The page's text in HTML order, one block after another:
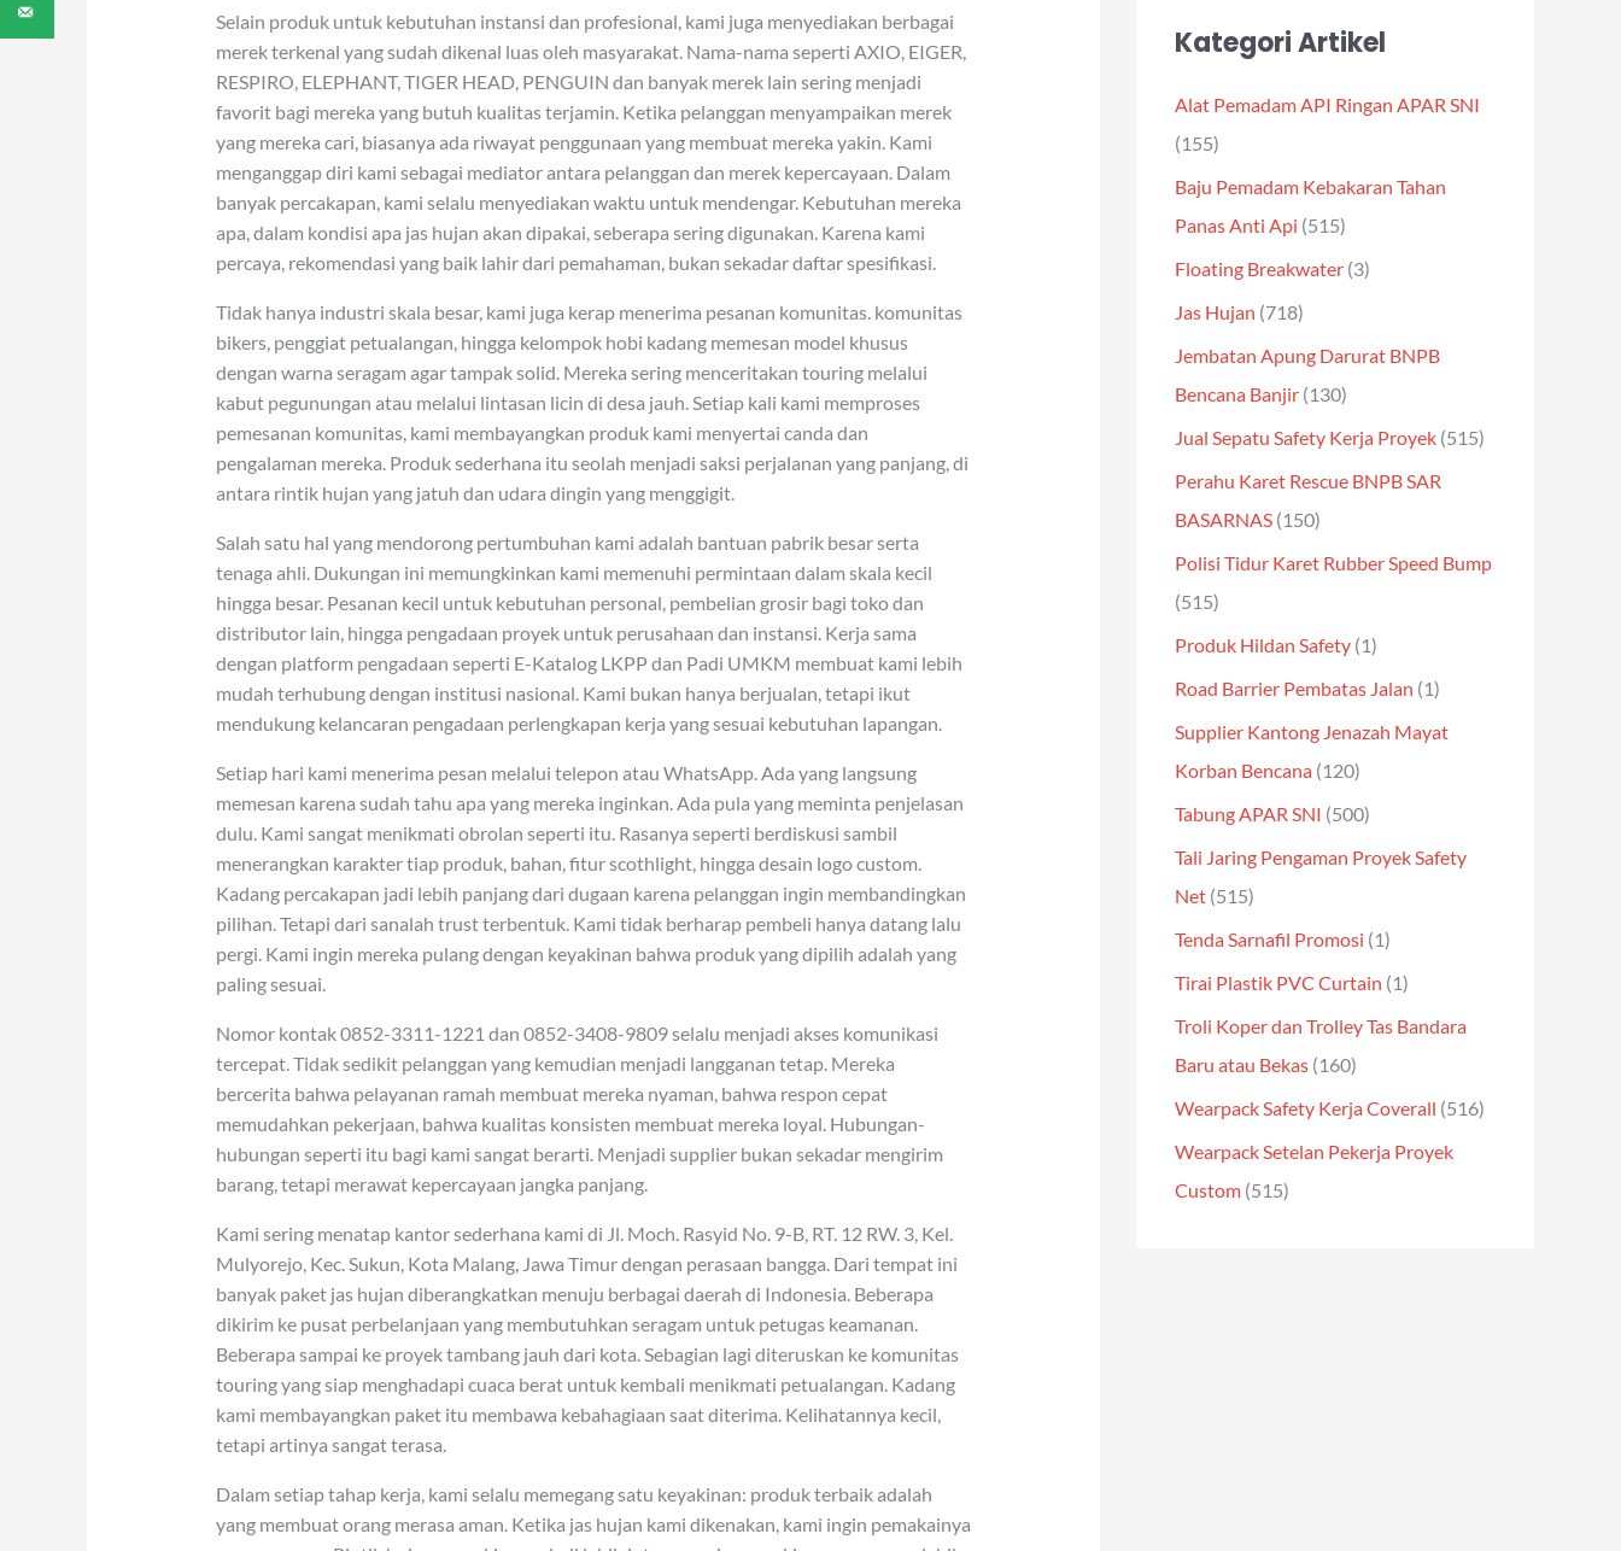
Selain produk untuk kebutuhan instansi dan profesional, kami juga menyediakan berbagai
merek terkenal yang sudah dikenal luas oleh masyarakat. Nama-nama seperti AXIO, EIGER,
RESPIRO, ELEPHANT, TIGER HEAD, PENGUIN dan banyak merek lain sering menjadi
favorit bagi mereka yang butuh kualitas terjamin. Ketika pelanggan menyampaikan merek
yang mereka cari, biasanya ada riwayat penggunaan yang membuat mereka yakin. Kami
menganggap diri kami sebagai mediator antara pelanggan dan merek kepercayaan. Dalam
banyak percakapan, kami selalu menyediakan waktu untuk mendengar. Kebutuhan mereka
apa, dalam kondisi apa jas hujan akan dipakai, seberapa sering digunakan. Karena kami
percaya, rekomendasi yang baik lahir dari pemahaman, bukan sekadar daftar spesifikasi.
Tidak hanya industri skala besar, kami juga kerap menerima pesanan komunitas. komunitas
bikers, penggiat petualangan, hingga kelompok hobi kadang memesan model khusus
dengan warna seragam agar tampak solid. Mereka sering menceritakan touring melalui
kabut pegunungan atau melalui lintasan licin di desa jauh. Setiap kali kami memproses
pemesanan komunitas, kami membayangkan produk kami menyertai canda dan
pengalaman mereka. Produk sederhana itu seolah menjadi saksi perjalanan yang panjang, di
antara rintik hujan yang jatuh dan udara dingin yang menggigit.
Salah satu hal yang mendorong pertumbuhan kami adalah bantuan pabrik besar serta
tenaga ahli. Dukungan ini memungkinkan kami memenuhi permintaan dalam skala kecil
hingga besar. Pesanan kecil untuk kebutuhan personal, pembelian grosir bagi toko dan
distributor lain, hingga pengadaan proyek untuk perusahaan dan instansi. Kerja sama
dengan platform pengadaan seperti E-Katalog LKPP dan Padi UMKM membuat kami lebih
mudah terhubung dengan institusi nasional. Kami bukan hanya berjualan, tetapi ikut
mendukung kelancaran pengadaan perlengkapan kerja yang sesuai kebutuhan lapangan.
Setiap hari kami menerima pesan melalui telepon atau WhatsApp. Ada yang langsung
memesan karena sudah tahu apa yang mereka inginkan. Ada pula yang meminta penjelasan
dulu. Kami sangat menikmati obrolan seperti itu. Rasanya seperti berdiskusi sambil
menerangkan karakter tiap produk, bahan, fitur scothlight, hingga desain logo custom.
Kadang percakapan jadi lebih panjang dari dugaan karena pelanggan ingin membandingkan
pilihan. Tetapi dari sanalah trust terbentuk. Kami tidak berharap pembeli hanya datang lalu
pergi. Kami ingin mereka pulang dengan keyakinan bahwa produk yang dipilih adalah yang
paling sesuai.
Nomor kontak 0852-3311-1221 dan 0852-3408-9809 selalu menjadi akses komunikasi
tercepat. Tidak sedikit pelanggan yang kemudian menjadi langganan tetap. Mereka
bercerita bahwa pelayanan ramah membuat mereka nyaman, bahwa respon cepat
memudahkan pekerjaan, bahwa kualitas konsisten membuat mereka loyal. Hubungan-
hubungan seperti itu bagi kami sangat berarti. Menjadi supplier bukan sekadar mengirim
barang, tetapi merawat kepercayaan jangka panjang.
Kami sering menatap kantor sederhana kami di Jl. Moch. Rasyid No. 9-B, RT. 12 RW. 3, Kel.
Mulyorejo, Kec. Sukun, Kota Malang, Jawa Timur dengan perasaan bangga. Dari tempat ini
banyak paket jas hujan diberangkatkan menuju berbagai daerah di Indonesia. Beberapa
dikirim ke pusat perbelanjaan yang membutuhkan seragam untuk petugas keamanan.
Beberapa sampai ke proyek tambang jauh dari kota. Sebagian lagi diteruskan ke komunitas
touring yang siap menghadapi cuaca berat untuk kembali menikmati petualangan. Kadang
kami membayangkan paket itu membawa kebahagiaan saat diterima. Kelihatannya kecil,
tetapi artinya sangat terasa.
Dalam setiap tahap kerja, kami selalu memegang satu keyakinan: produk terbaik adalah
yang membuat orang merasa aman. Ketika jas hujan kami dikenakan, kami ingin pemakainya
Kategori Artikel
Alat Pemadam API Ringan APAR SNI
(155)
Baju Pemadam Kebakaran Tahan
Panas Anti Api (515)
Floating Breakwater (3)
Jas Hujan (718)
Jembatan Apung Darurat BNPB
Bencana Banjir (130)
Jual Sepatu Safety Kerja Proyek (515)
Perahu Karet Rescue BNPB SAR
BASARNAS (150)
Polisi Tidur Karet Rubber Speed Bump
(515)
Produk Hildan Safety (1)
Road Barrier Pembatas Jalan (1)
Supplier Kantong Jenazah Mayat
Korban Bencana (120)
Tabung APAR SNI (500)
Tali Jaring Pengaman Proyek Safety
Net (515)
Tenda Sarnafil Promosi (1)
Tirai Plastik PVC Curtain (1)
Troli Koper dan Trolley Tas Bandara
Baru atau Bekas (160)
Wearpack Safety Kerja Coverall (516)
Wearpack Setelan Pekerja Proyek
Custom (515)